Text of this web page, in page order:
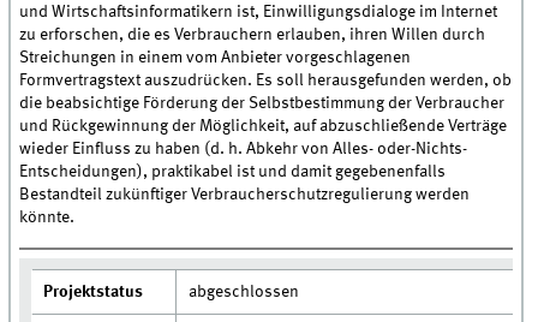
und Wirtschaftsinformatikern ist, Einwilligungsdialoge im Internet
zu erforschen, die es Verbrauchern erlauben, ihren Willen durch
Streichungen in einem vom Anbieter vorgeschlagenen
Formvertragstext auszudrücken. Es soll herausgefunden werden, ob
die beabsichtige Förderung der Selbstbestimmung der Verbraucher
und Rückgewinnung der Möglichkeit, auf abzuschließende Verträge
wieder Einfluss zu haben (d. h. Abkehr von Alles- oder-Nichts-
Entscheidungen), praktikabel ist und damit gegebenenfalls
Bestandteil zukünftiger Verbraucherschutzregulierung werden
könnte.
Projektstatus abgeschlossen